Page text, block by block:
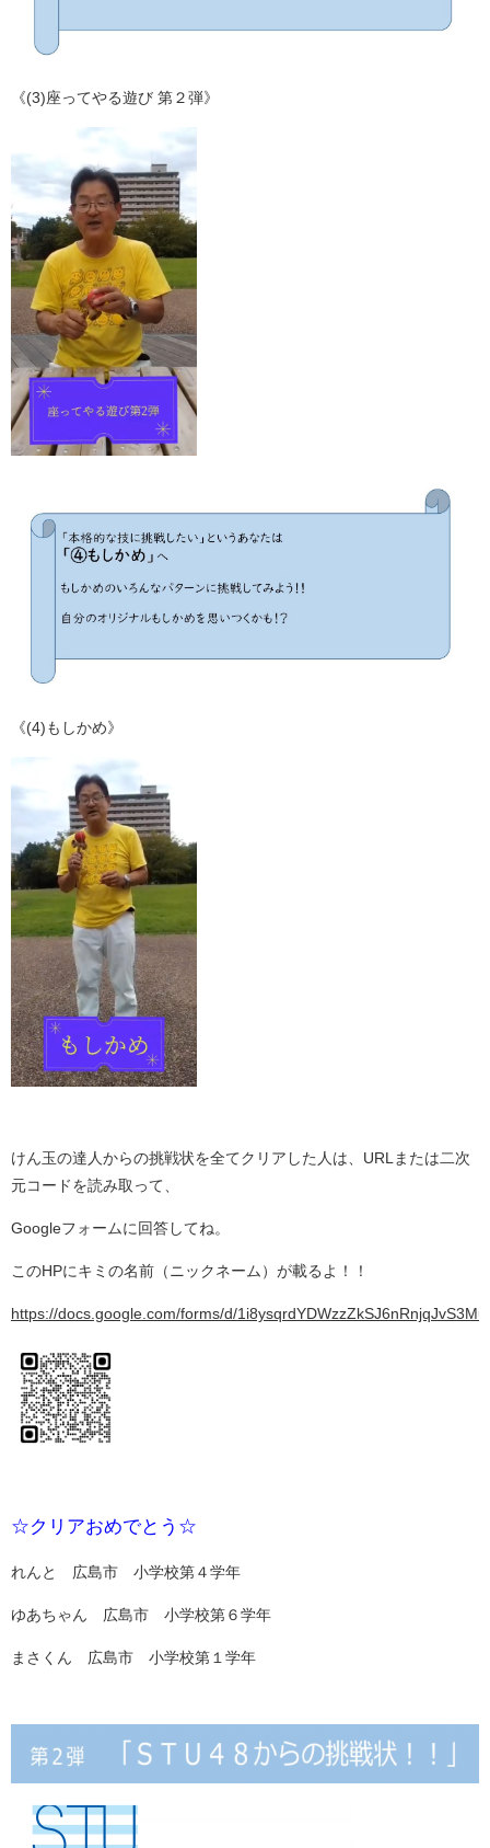
《(3)座ってやる遊び 第２弾》
《(4)もしかめ》
けん玉の達人からの挑戦状を全てクリアした人は、URLまたは二次
元コードを読み取って、
Googleフォームに回答してね。
このHPにキミの名前（ニックネーム）が載るよ！！
https://docs.google.com/forms/d/
☆クリアおめでとう☆
れんと 広島市 小学校第４学年
ゆあちゃん 広島市 小学校第６学年
まさくん 広島市 小学校第１学年